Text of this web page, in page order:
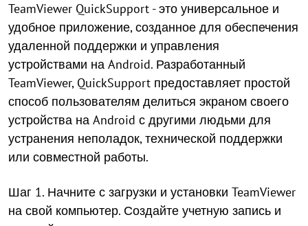
TeamViewer QuickSupport - это универсальное и
удобное приложение, созданное для обеспечения
удаленной поддержки и управления
устройствами на Android. Разработанный
TeamViewer, QuickSupport предоставляет простой
способ пользователям делиться экраном своего
устройства на Android с другими людьми для
устранения неполадок, технической поддержки
или совместной работы.
Шаг 1. Начните с загрузки и установки TeamViewer
на свой компьютер. Создайте учетную запись и